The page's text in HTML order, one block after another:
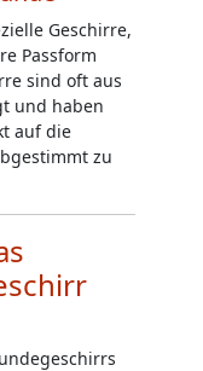
Geschirre,
Passform
sind oft aus
und haben
auf die
zu